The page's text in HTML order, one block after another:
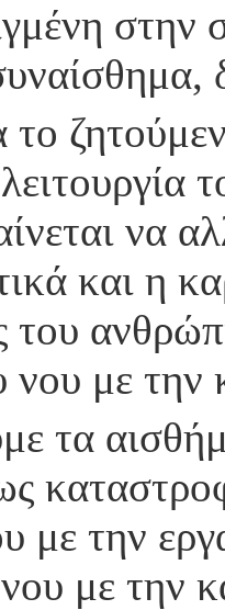
στην
να
και η
νου με την
τα
με την
με την